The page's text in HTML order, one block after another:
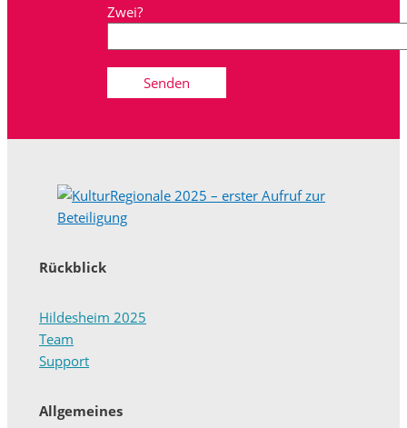
Zwei?
Rückblick
Hildesheim 2025
Team
Support
Allgemeines